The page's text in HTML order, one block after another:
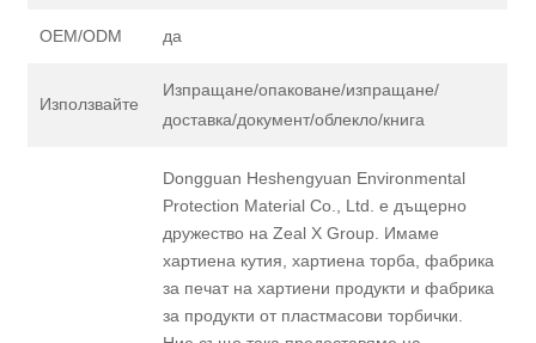
OEM/ODM да
Използвайте
Изпращане/опаковане/изпращане/
доставка/документ/облекло/книга
Dongguan Heshengyuan Environmental
Protection Material Co., Ltd. е дъщерно
дружество на Zeal X Group. Имаме
хартиена кутия, хартиена торба, фабрика
за печат на хартиени продукти и фабрика
за продукти от пластмасови торбички.